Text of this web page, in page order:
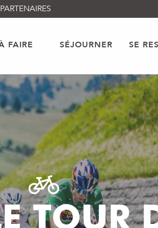
PARTENAIRES
FAIRE SÉJOURNER SE
TOUR